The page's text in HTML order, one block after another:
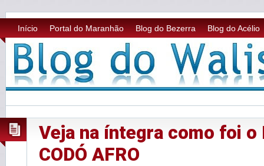
Início Portal do Maranhão Blog do Bezerra Blog do Acélio
Veja na íntegra como foi o
CODÓ AFRO